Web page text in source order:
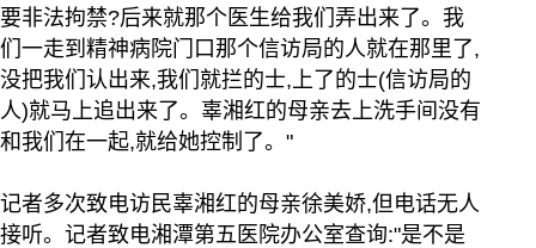
要非法拘禁?后来就那个医生给我们弄出来了。我
们一走到精神病院门口那个信访局的人就在那里了,
没把我们认出来,我们就拦的士,上了的士(信访局的
人)就马上追出来了。辜湘红的母亲去上洗手间没有
和我们在一起,就给她控制了。"
记者多次致电访民辜湘红的母亲徐美娇,但电话无人
接听。记者致电湘潭第五医院办公室查询:"是不是